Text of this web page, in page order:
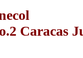
Caracas